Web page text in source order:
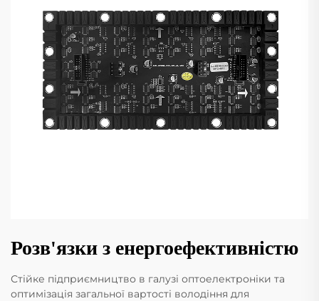
Розв'язки з енергоефективністю
Стійке підприємництво в галузі оптоелектроніки та
оптимізація загальної вартості володіння для